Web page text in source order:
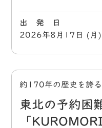
出 発 日
2026年8月17日 (
約170年の歴史を誇
東北の予約困
「